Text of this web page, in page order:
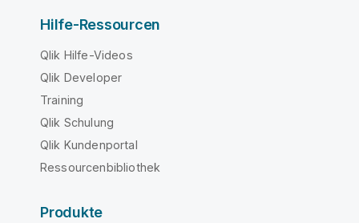
Hilfe-Ressourcen
Qlik Hilfe-Videos
Qlik Developer
Training
Qlik Schulung
Qlik Kundenportal
Ressourcenbibliothek
Produkte